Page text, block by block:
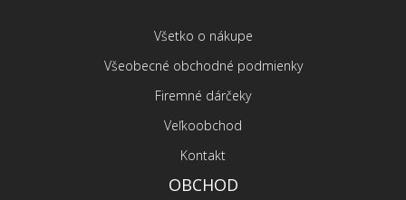
Všetko o nákupe
Všeobecné obchodné podmienky
Firemné dárčeky
Veľkoobchod
Kontakt
OBCHOD